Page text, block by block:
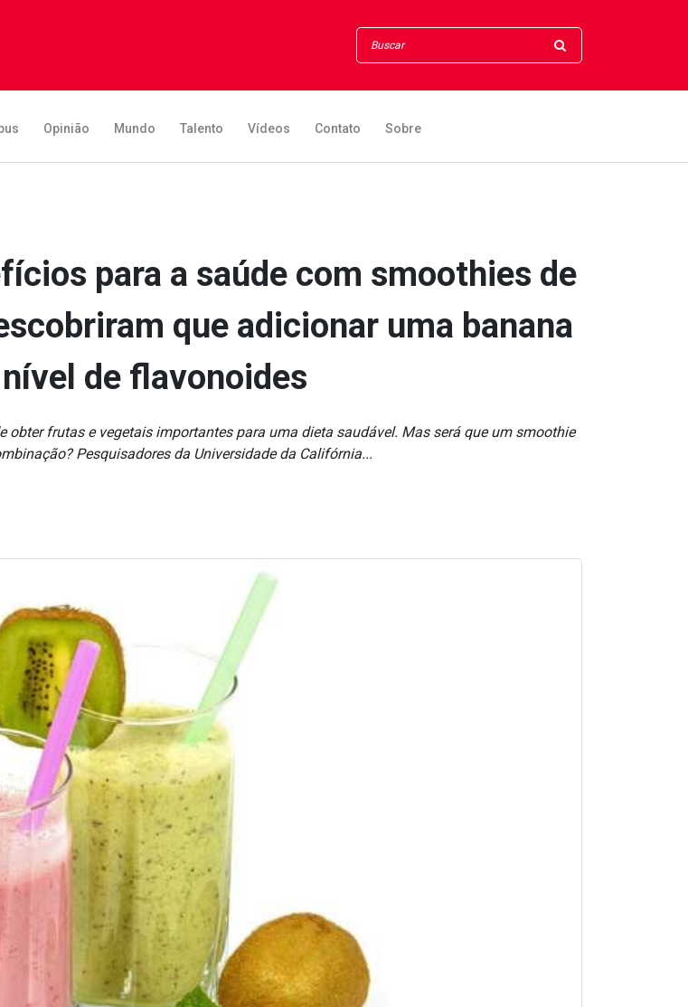
Opinião Mundo Talento Vídeos Contato Sobre
para a saúde com smoothies de
que adicionar uma banana
de flavonoides
obter frutas e vegetais importantes para uma dieta saudável. Mas será que um smoothie
Pesquisadores da Universidade da Califórnia...